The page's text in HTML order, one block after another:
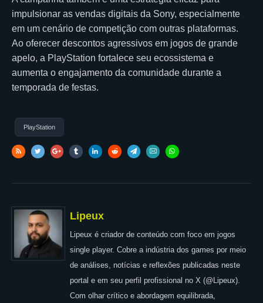
impulsionar as vendas digitais da Sony, especialmente
em um cenário de competição com outras plataformas.
Ao oferecer descontos agressivos em jogos de grande
apelo, a PlayStation fortalece seu ecossistema e
aumenta o engajamento da comunidade durante a
temporada de festas.
PlayStation
Lipeux
Lipeux é criador de conteúdo com foco em jogos
single player. Cobre a indústria dos games por meio
de análises, notícias e reflexões publicadas neste
portal e em seu perfil profissional no X (@Lipeux).
Com olhar crítico e abordagem equilibrada,